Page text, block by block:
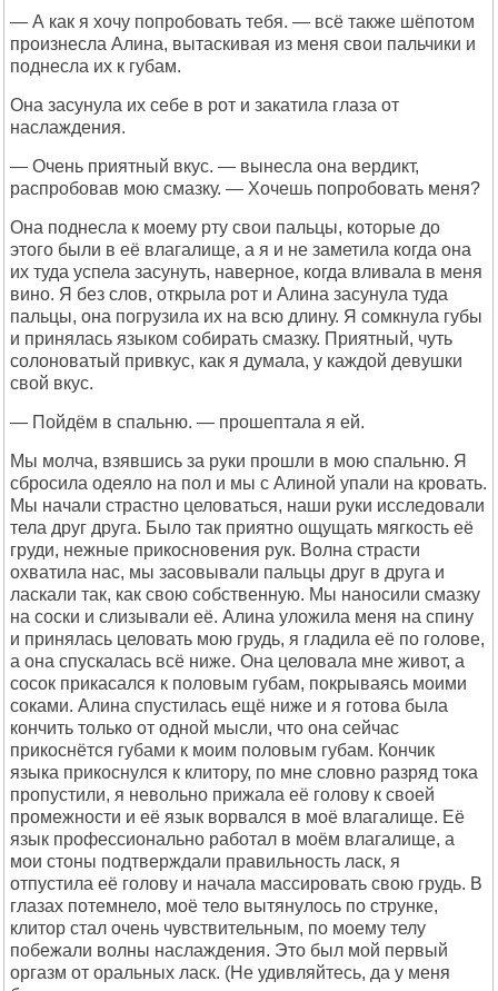
— А как я хочу попробовать тебя. — всё также шёпотом
произнесла Алина, вытаскивая из меня свои пальчики и
поднесла их к губам.
Она засунула их себе в рот и закатила глаза от
наслаждения.
— Очень приятный вкус. — вынесла она вердикт,
распробовав мою смазку. — Хочешь попробовать меня?
Она поднесла к моему рту свои пальцы, которые до
этого были в её влагалище, а я и не заметила когда она
их туда успела засунуть, наверное, когда вливала в меня
вино. Я без слов, открыла рот и Алина засунула туда
пальцы, она погрузила их на всю длину. Я сомкнула губы
и принялась языком собирать смазку. Приятный, чуть
солоноватый привкус, как я думала, у каждой девушки
свой вкус.
— Пойдём в спальню. — прошептала я ей.
Мы молча, взявшись за руки прошли в мою спальню. Я
сбросила одеяло на пол и мы с Алиной упали на кровать.
Мы начали страстно целоваться, наши руки исследовали
тела друг друга. Было так приятно ощущать мягкость её
груди, нежные прикосновения рук. Волна страсти
охватила нас, мы засовывали пальцы друг в друга и
ласкали так, как свою собственную. Мы наносили смазку
на соски и слизывали её. Алина уложила меня на спину
и принялась целовать мою грудь, я гладила её по голове,
а она спускалась всё ниже. Она целовала мне живот, а
сосок прикасался к половым губам, покрываясь моими
соками. Алина спустилась ещё ниже и я готова была
кончить только от одной мысли, что она сейчас
прикоснётся губами к моим половым губам. Кончик
языка прикоснулся к клитору, по мне словно разряд тока
пропустили, я невольно прижала её голову к своей
промежности и её язык ворвался в моё влагалище. Её
язык профессионально работал в моём влагалище, а
мои стоны подтверждали правильность ласк, я
отпустила её голову и начала массировать свою грудь. В
глазах потемнело, моё тело вытянулось по струнке,
клитор стал очень чувствительным, по моему телу
побежали волны наслаждения. Это был мой первый
оргазм от оральных ласк. (Не удивляйтесь, да у меня